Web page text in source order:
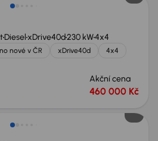
Diesel xDrive40d230 kW4x4
nové v ČR xDrive40d
4x4
Akční cena
460 000 Kč